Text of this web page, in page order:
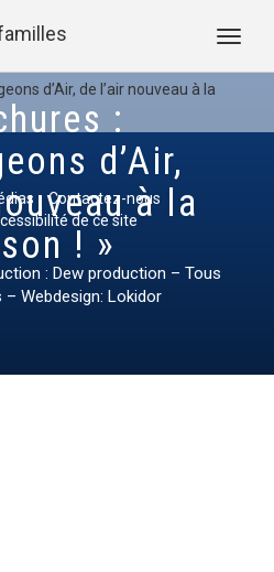
d’Air, de l’air nouveau à la
:
d’Air,
à la
! »
Contactez-nous
de ce site
: Dew production – Tous
Webdesign: Lokidor